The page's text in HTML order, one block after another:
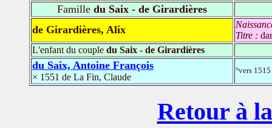
Famille du Saix - de Girardières
de Girardières, Alix
Titre :
L'enfant du couple du Saix - de Girardières
du Saix, Antoine François
× 1551 de La Fin, Claude
°vers
Retour à